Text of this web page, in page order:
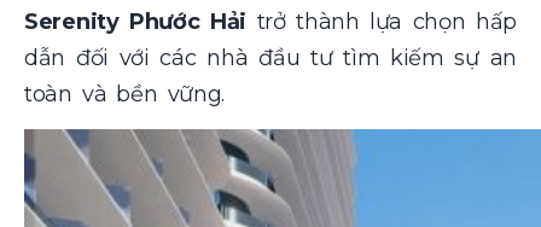
Serenity Phước Hải trở thành lựa chọn hấp
dẫn đối với các nhà đầu tư tìm kiếm sự an
toàn và bền vững.